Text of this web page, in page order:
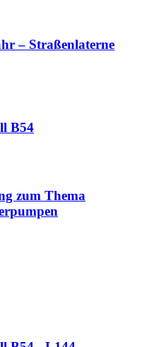
– Straßenlaterne
B54
zum Thema